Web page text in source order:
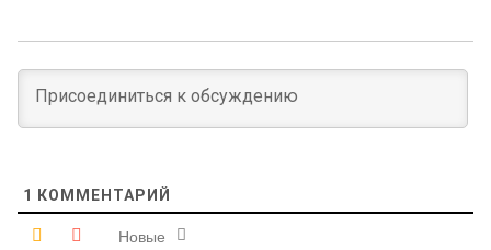
1 КОММЕНТАРИЙ
Новые